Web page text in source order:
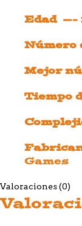
Edad —-
Número
Mejor
Tiempo
Games
Valoraciones (0)